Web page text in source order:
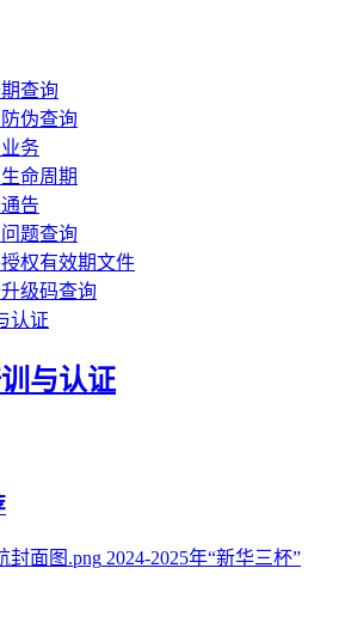
查询
伪查询
务
命周期
告
题查询
权有效期文件
级码查询
认证
与认证
2024-2025年“新华三杯”